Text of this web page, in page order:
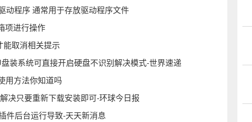
动程序 通常用于存放驱动程序文件
项进行操作
取消相关提示
装系统可直接开启硬盘不识别解决模式-世界速递
用方法你知道吗
决只要重新下载安装即可-环球今日报
件后台运行导致-天天新消息